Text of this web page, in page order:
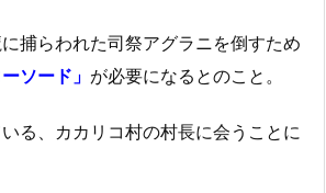
捕らわれた司祭アグラニを倒すため
ソード」 が必要になるとのこと。
る、カカリコ村の村長に会うことに